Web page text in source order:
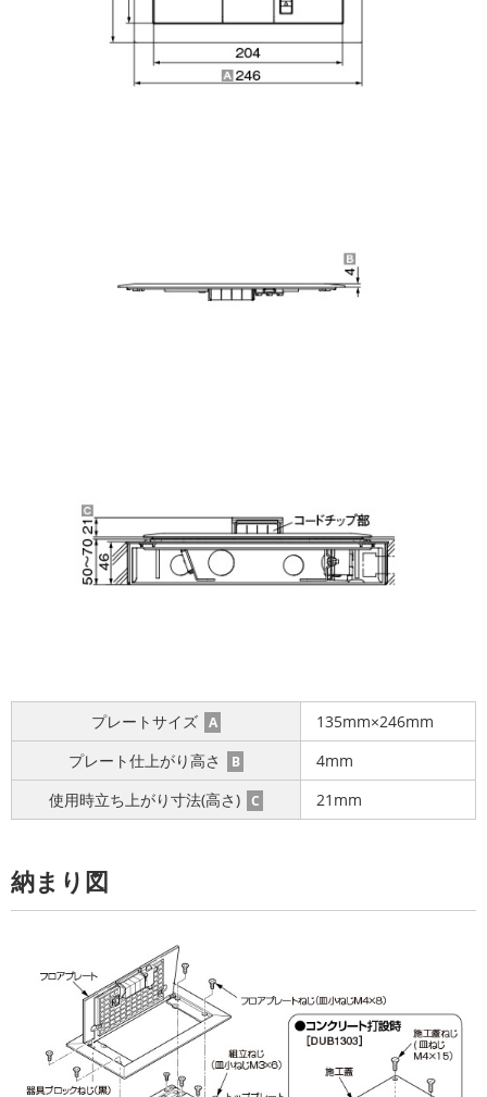
プレートサイズ A
135mm×246mm
プレート仕上がり高さ
B
4mm
使用時立ち上がり寸法(高さ) C 21mm
納まり図